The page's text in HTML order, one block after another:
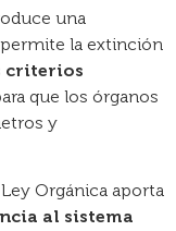
una
permite la extinción
criterios
que los órganos
y
Orgánica aporta
al sistema